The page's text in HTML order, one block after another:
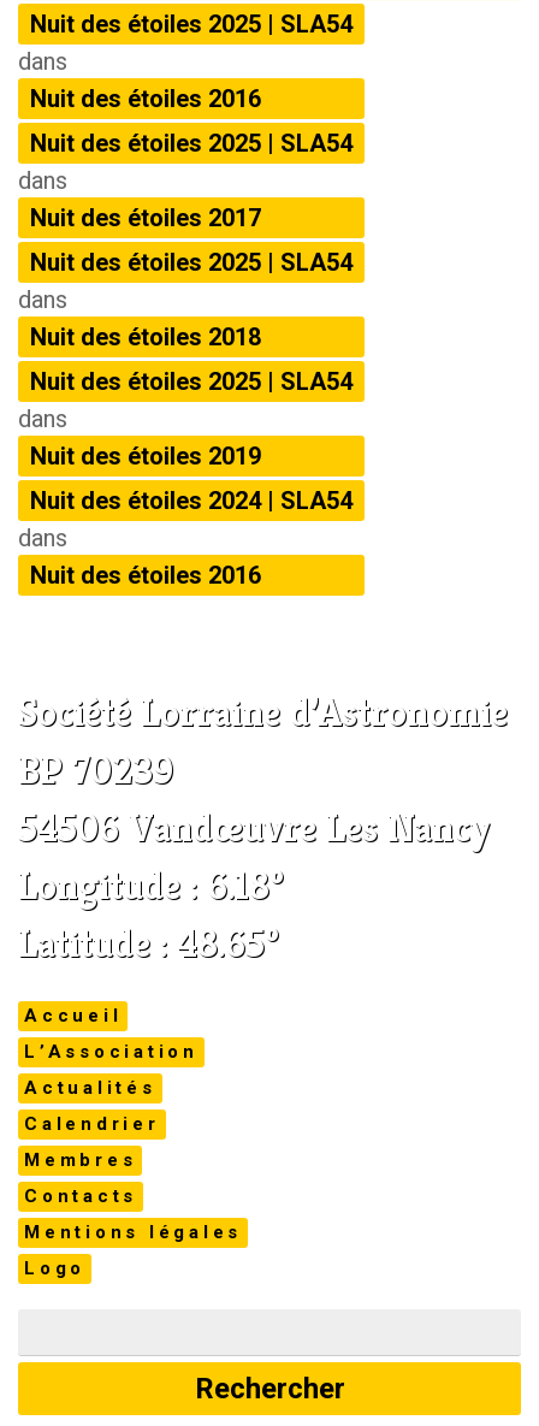
Nuit des étoiles 2025 | SLA54
dans
Nuit des étoiles 2016
Nuit des étoiles 2025 | SLA54
dans
Nuit des étoiles 2017
Nuit des étoiles 2025 | SLA54
dans
Nuit des étoiles 2018
Nuit des étoiles 2025 | SLA54
dans
Nuit des étoiles 2019
Nuit des étoiles 2024 | SLA54
dans
Nuit des étoiles 2016
Société Lorraine d’Astronomie
BP 70239
54506 Vandœuvre Les Nancy
Longitude : 6.18°
Latitude : 48.65°
Accueil
L’Association
Actualités
Calendrier
Membres
Contacts
Mentions légales
Logo